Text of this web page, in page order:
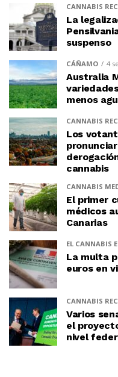
CANNABIS
La
suspenso
CÁÑAMO 4
Australia
menos
CANNABIS
Los
cannabis
CANNABIS
El primer
médicos
Canarias
EL CANNABIS
La multa
euros en
CANNABIS
Varios
el
nivel